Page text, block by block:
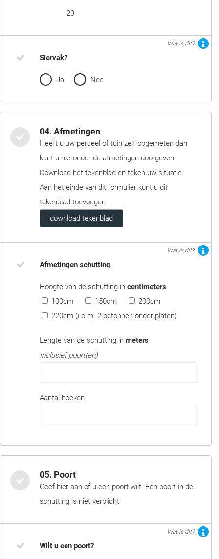
23
Wat is dit?
Siervak?
Ja Nee
04. Afmetingen
Heeft u uw perceel of tuin zelf opgemeten dan
kunt u hieronder de afmetingen doorgeven.
Download het tekenblad en teken uw situatie.
Aan het einde van dit formulier kunt u dit
tekenblad toevoegen
download tekenblad
Wat is dit?
Afmetingen schutting
Hoogte van de schutting in centimeters
100cm
150cm
200cm
220cm (i.c.m. 2 betonnen onder platen)
Lengte van de schutting in meters
Inclusief poort(en)
Aantal hoeken
05. Poort
Geef hier aan of u een poort wilt. Een poort in de
schutting is niet verplicht.
Wat is dit?
Wilt u een poort?